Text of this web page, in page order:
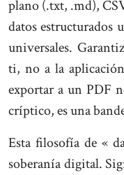
plano (.txt, .md),
datos estructurados
universales.
ti, no a la
exportar a un PDF
críptico, es una
Esta filosofía de «
soberanía digital.